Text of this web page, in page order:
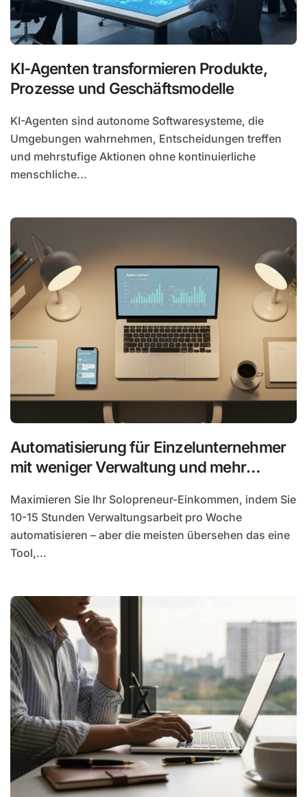
KI-Agenten transformieren Produkte,
Prozesse und Geschäftsmodelle
KI-Agenten sind autonome Softwaresysteme, die
Umgebungen wahrnehmen, Entscheidungen treffen
und mehrstufige Aktionen ohne kontinuierliche
menschliche...
Automatisierung für Einzelunternehmer
mit weniger Verwaltung und mehr
Maximieren Sie Ihr Solopreneur-Einkommen, indem Sie
10-15 Stunden Verwaltungsarbeit pro Woche
automatisieren – aber die meisten übersehen das eine
Tool,…